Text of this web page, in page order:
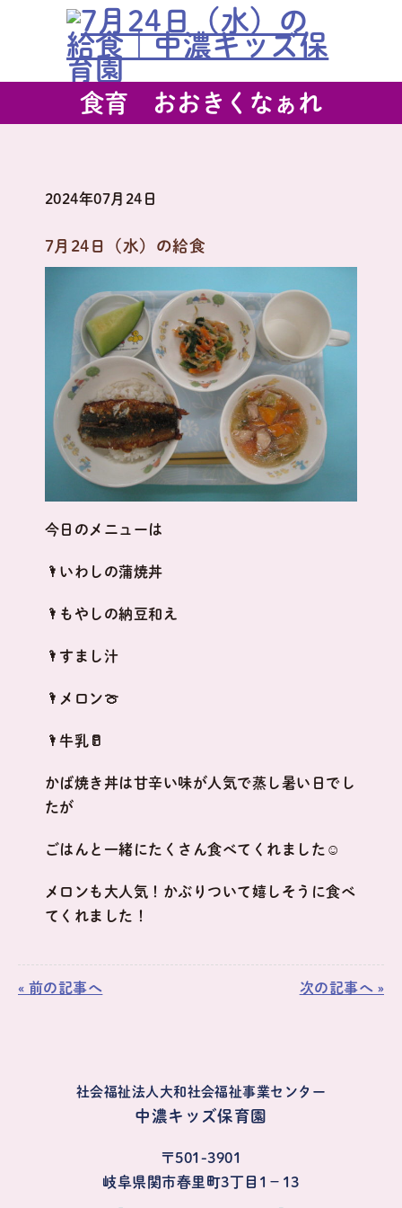
食育 おおきくなぁれ
2024年07月24日
7月24日（水）の給食
今日のメニューは
🌂いわしの蒲焼丼
🌂もやしの納豆和え
🌂すまし汁
🌂メロン🍈
🌂牛乳🥛
かば焼き丼は甘辛い味が人気で蒸し暑い日でし
たが
ごはんと一緒にたくさん食べてくれました☺
メロンも大人気！かぶりついて嬉しそうに食べ
てくれました！
« 前の記事へ 次の記事へ »
社会福祉法人大和社会福祉事業センター
中濃キッズ保育園
〒501-3901
岐阜県関市春里町3丁目1−13